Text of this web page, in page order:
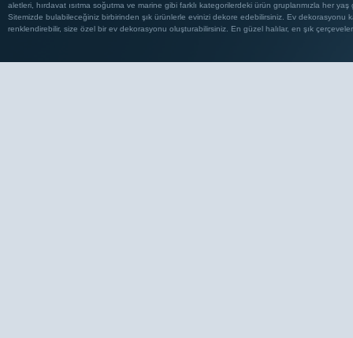
aletleri, hırdavat ısıtma soğutma ve marine gibi farklı kategorilerdeki ürün gruplarımızla her
Sitemizde bulabileceğiniz birbirinden şık ürünlerle evinizi dekore edebilirsiniz. Ev
renklendirebilir, size özel bir ev dekorasyonu oluşturabilirsiniz. En güzel halılar, en şık çerçeveler